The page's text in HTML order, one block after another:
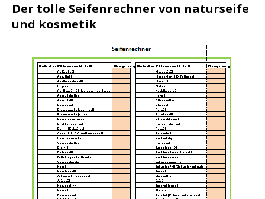
Der tolle Seifenrechner von naturseife
und kosmetik